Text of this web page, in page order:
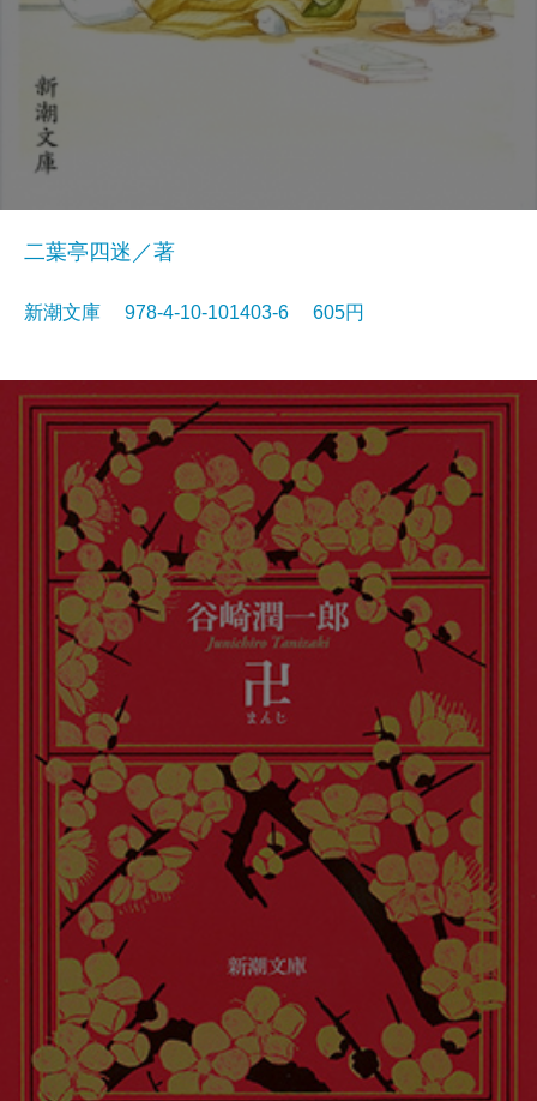
二葉亭四迷／著
新潮文庫 978-4-10-101403-6 605円